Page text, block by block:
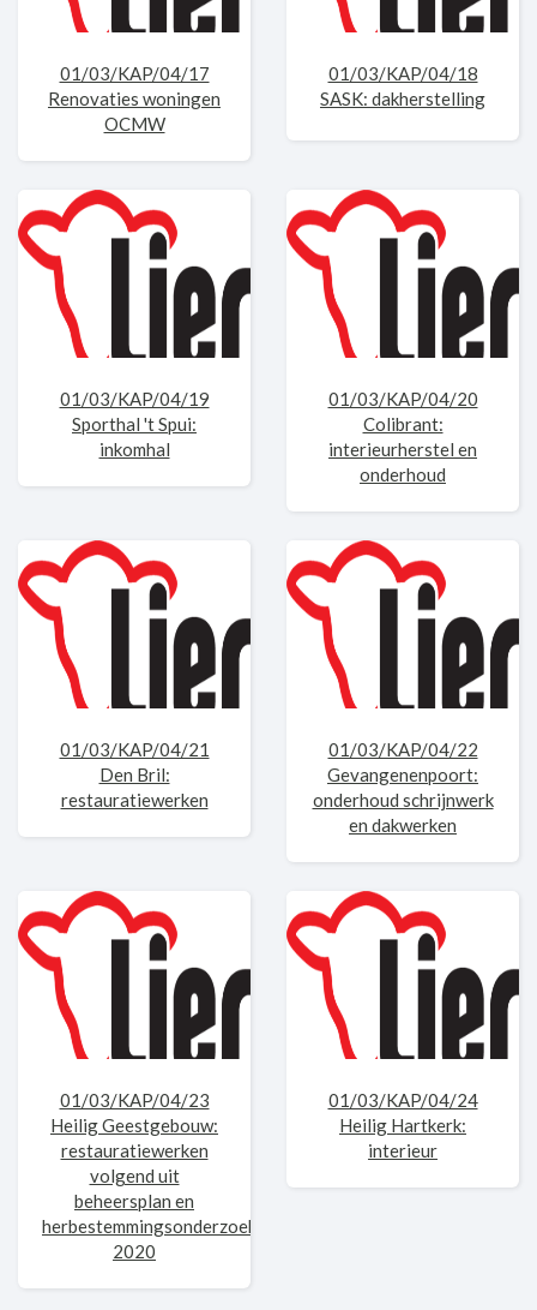
01/03/KAP/04/17
Renovaties woningen
OCMW
01/03/KAP/04/18
SASK: dakherstelling
01/03/KAP/04/19
Sporthal 't Spui:
inkomhal
01/03/KAP/04/20
Colibrant:
interieurherstel en
onderhoud
01/03/KAP/04/21
Den Bril:
restauratiewerken
01/03/KAP/04/22
Gevangenenpoort:
onderhoud schrijnwerk
en dakwerken
01/03/KAP/04/23
Heilig Geestgebouw:
restauratiewerken
volgend uit
beheersplan en
herbestemmingsonderzoek
2020
01/03/KAP/04/24
Heilig Hartkerk:
interieur